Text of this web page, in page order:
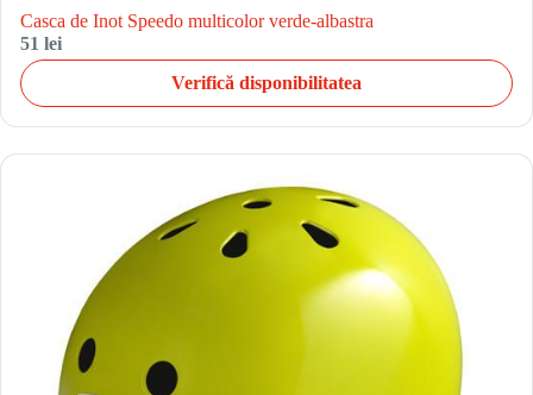
Casca de Inot Speedo multicolor verde-albastra
51 lei
Verifică disponibilitatea